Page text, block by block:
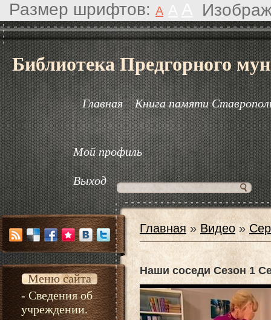
Размер шрифтов: A
Библиотека Предгорного
Главная Книга памяти
Мой профиль
Выход
Меню сайта
- Сведения об
учреждении.
Главная »Видео »
Наши соседи Сезон 1